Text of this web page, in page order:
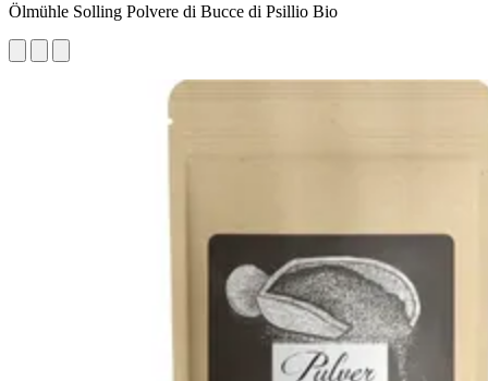
Ölmühle Solling Polvere di Bucce di Psillio Bio